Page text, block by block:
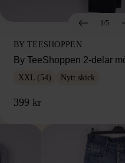
1/5
BY TEESHOPPEN
By TeeShoppen 2-delar
XXL (54) Nytt skick
399 kr